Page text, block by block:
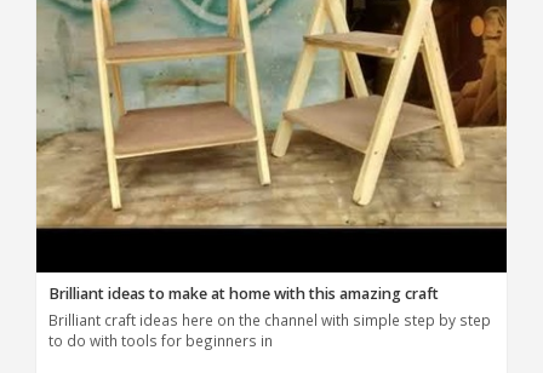
Brilliant ideas to make at home with this amazing craft
Brilliant craft ideas here on the channel with simple step by step
to do with tools for beginners in